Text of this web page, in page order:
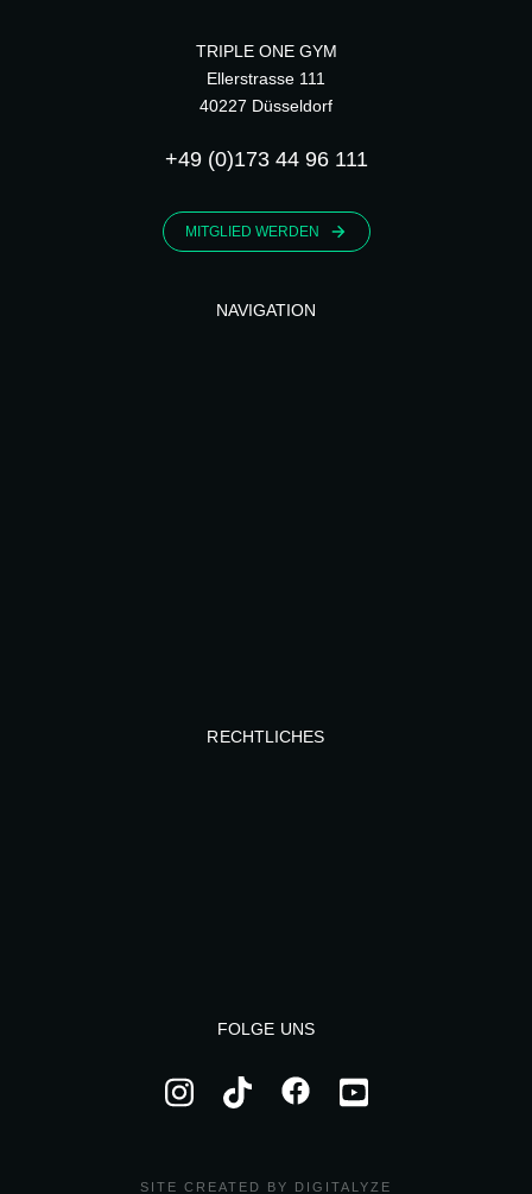
TRIPLE ONE GYM
Ellerstrasse 111
40227 Düsseldorf
+49 (0)173 44 96 111
MITGLIED WERDEN
NAVIGATION
RECHTLICHES
FOLGE UNS
SITE CREATED BY DIGITALYZE